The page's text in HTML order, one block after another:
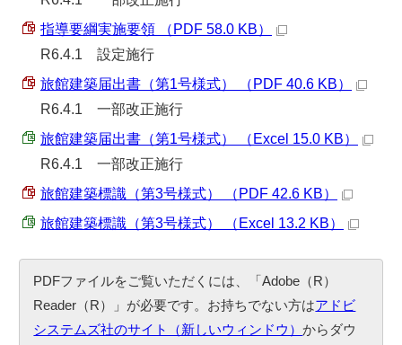
指導要綱実施要領 （PDF 58.0 KB）
R6.4.1 設定施行
旅館建築届出書（第1号様式） （PDF 40.6 KB）
R6.4.1 一部改正施行
旅館建築届出書（第1号様式） （Excel 15.0 KB）
R6.4.1 一部改正施行
旅館建築標識（第3号様式） （PDF 42.6 KB）
旅館建築標識（第3号様式） （Excel 13.2 KB）
PDFファイルをご覧いただくには、「Adobe（R）
Reader（R）」が必要です。お持ちでない方はアドビ
システムズ社のサイト（新しいウィンドウ）からダウ